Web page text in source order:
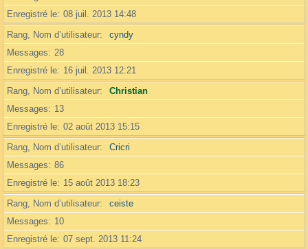
Enregistré le 08 juil. 2013 14:48
Rang, Nom d’utilisateur
cyndy
Messages
28
Enregistré le
16 juil. 2013 12:21
Rang, Nom d’utilisateur
Christian
Messages
13
Enregistré le 02 août 2013 15:15
Rang, Nom d’utilisateur
Cricri
Messages
86
Enregistré le
15 août 2013 18:23
Rang, Nom d’utilisateur
ceiste
Messages
10
Enregistré le 07 sept. 2013 11:24